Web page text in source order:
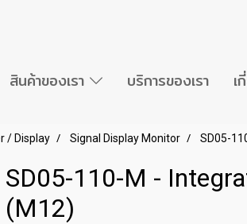
สินค้าของเรา บริการของเรา เ
/ Display Signal Display Monitor SD05-
SD05-110-M -
(M12)